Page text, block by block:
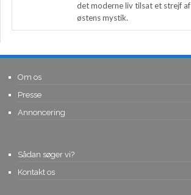
det moderne liv tilsat et strejf af
østens mystik.
Om os
Presse
Annoncering
Sådan søger vi?
Kontakt os